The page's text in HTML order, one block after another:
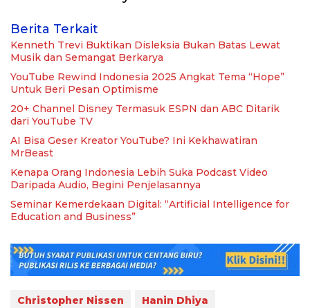
Berita Terkait
Kenneth Trevi Buktikan Disleksia Bukan Batas Lewat
Musik dan Semangat Berkarya
YouTube Rewind Indonesia 2025 Angkat Tema “Hope”
Untuk Beri Pesan Optimisme
20+ Channel Disney Termasuk ESPN dan ABC Ditarik
dari YouTube TV
AI Bisa Geser Kreator YouTube? Ini Kekhawatiran
MrBeast
Kenapa Orang Indonesia Lebih Suka Podcast Video
Daripada Audio, Begini Penjelasannya
Seminar Kemerdekaan Digital: “Artificial Intelligence for
Education and Business”
Christopher Nissen
Hanin Dhiya